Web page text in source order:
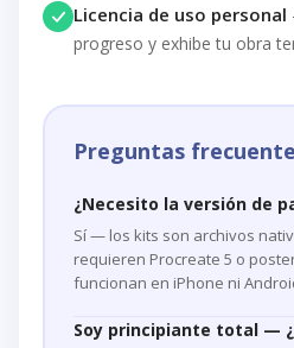
Licencia de uso personal
progreso y exhibe tu obra
Preguntas
¿Necesito la versión de
Sí — los kits son archivos
requieren Procreate 5 o
funcionan en iPhone ni
Soy principiante total —